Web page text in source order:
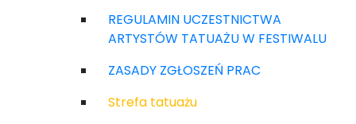
REGULAMIN UCZESTNICTWA
ARTYSTÓW TATUAŻU W FESTIWALU
ZASADY ZGŁOSZEŃ PRAC
Strefa tatuażu